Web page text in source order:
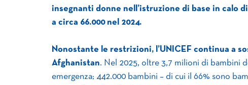
insegnanti donne nell’istruzione di base in calo
a circa 66.000 nel 2024.
Nonostante le restrizioni, l’UNICEF continua a
Afghanistan. Nel 2025, oltre 3,7 milioni di bambini
emergenza; 442.000 bambini – di cui il 66% sono